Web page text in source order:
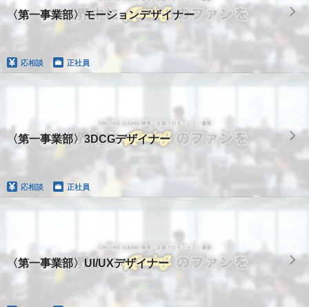
〈第一事業部〉モーションデザイナー
応相談 正社員
〈第一事業部〉3DCGデザイナー
応相談 正社員
〈第一事業部〉UI/UXデザイナー